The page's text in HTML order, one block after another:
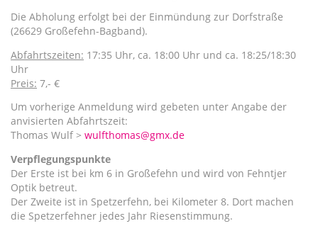
Die Abholung erfolgt bei der Einmündung zur Dorfstraße
(26629 Großefehn-Bagband).
Abfahrtszeiten: 17:35 Uhr, ca. 18:00 Uhr und ca. 18:25/18:30
Uhr
Preis: 7,- €
Um vorherige Anmeldung wird gebeten unter Angabe der
anvisierten Abfahrtszeit:
Thomas Wulf > wulfthomas@gmx.de
Verpflegungspunkte
Der Erste ist bei km 6 in Großefehn und wird von Fehntjer
Optik betreut.
Der Zweite ist in Spetzerfehn, bei Kilometer 8. Dort machen
die Spetzerfehner jedes Jahr Riesenstimmung.